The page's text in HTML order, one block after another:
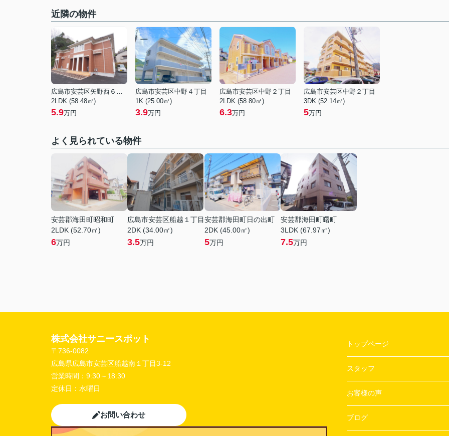
近隣の物件
広島市安芸区矢野西６丁目
2LDK (58.48㎡)
5.9万円
広島市安芸区中野４丁目
1K (25.00㎡)
3.9万円
広島市安芸区中野２丁目
2LDK (58.80㎡)
6.3万円
広島市安芸区中野２丁目
3DK (52.14㎡)
5万円
よく見られている物件
安芸郡海田町昭和町
2LDK (52.70㎡)
6万円
広島市安芸区船越１丁目
2DK (34.00㎡)
3.5万円
安芸郡海田町日の出町
2DK (45.00㎡)
5万円
安芸郡海田町曙町
3LDK (67.97㎡)
7.5万円
株式会社サニースポット
〒736-0082
広島県広島市安芸区船越南１丁目3-12
営業時間： 9:30～18:30
定休日： 水曜日
お問い合わせ
トップページ
スタッフ
お客様の声
ブログ